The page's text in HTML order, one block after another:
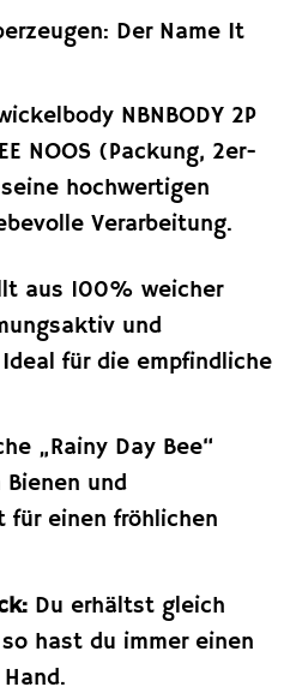
Der Name It
NBNBODY 2P
NOOS (Packung, 2er-
hochwertigen
Verarbeitung.
aus 100% weicher
und
für die empfindliche
„Rainy Day Bee“
und
für einen fröhlichen
Du erhältst gleich
hast du immer einen